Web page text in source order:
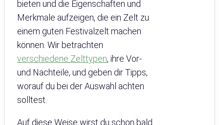
bieten und die Eigenschaften und
Merkmale aufzeigen, die ein Zelt zu
einem guten Festivalzelt machen
können. Wir betrachten
verschiedene Zelttypen, ihre Vor-
und Nachteile, und geben dir Tipps,
worauf du bei der Auswahl achten
solltest.
Auf diese Weise wirst du schon bald